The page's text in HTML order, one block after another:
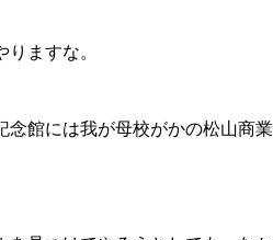
ますな。
館には我が母校がかの松山商